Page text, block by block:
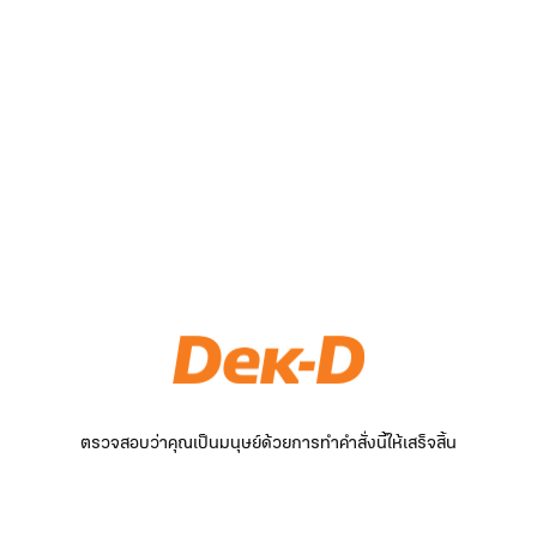
ตรวจสอบว่าคุณเป็นมนุษย์ด้วยการทำคำสั่งนี้ให้เสร็จสิ้น